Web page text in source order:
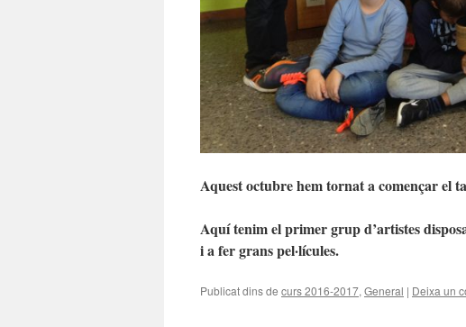
Aquest octubre hem tornat a començar el
Aquí tenim el primer grup d’artistes
i a fer grans pel·lícules.
Publicat dins de curs 2016-2017, General | Deixa un